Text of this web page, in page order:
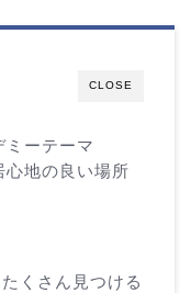
CLOSE
ミーテーマ
心地の良い場所
くさん見つける